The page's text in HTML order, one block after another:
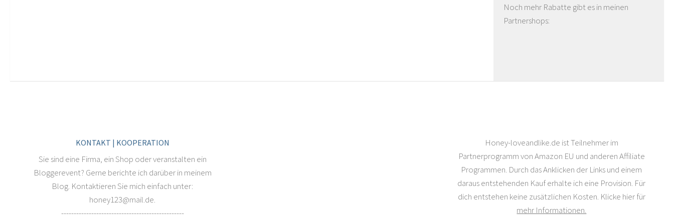
Noch mehr Rabatte gibt es in meinen
Partnershops:
KONTAKT | KOOPERATION
Sie sind eine Firma, ein Shop oder veranstalten ein
Bloggerevent? Gerne berichte ich darüber in meinem
Blog. Kontaktieren Sie mich einfach unter:
honey123@mail.de.
-------------------------------------------------
Honey-loveandlike.de ist Teilnehmer im
Partnerprogramm von Amazon EU und anderen Affiliate
Programmen. Durch das Anklicken der Links und einem
daraus entstehenden Kauf erhalte ich eine Provision. Für
dich entstehen keine zusätzlichen Kosten. Klicke hier für
mehr Informationen.